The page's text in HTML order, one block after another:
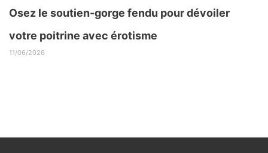
Osez le soutien-gorge fendu pour dévoiler
votre poitrine avec érotisme
11/06/2026